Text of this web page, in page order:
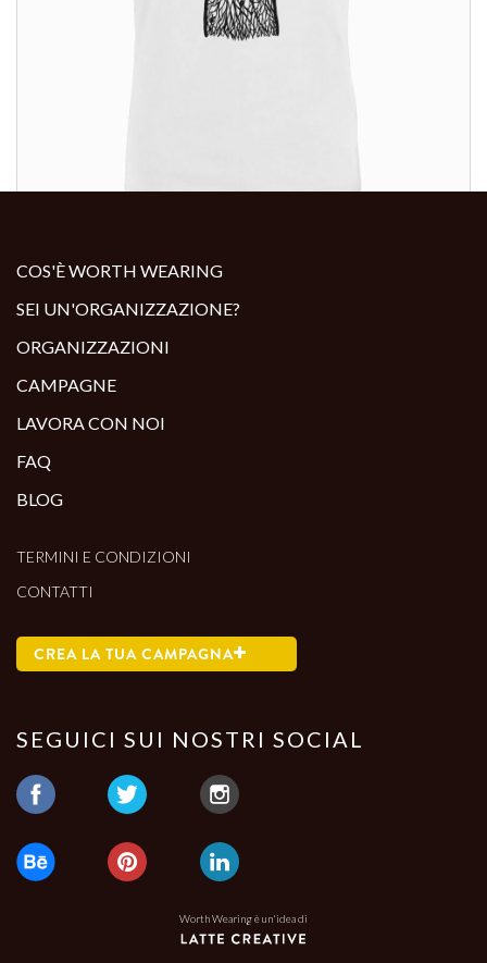
COS'È WORTH WEARING
SEI UN'ORGANIZZAZIONE?
ORGANIZZAZIONI
CAMPAGNE
LAVORA CON NOI
FAQ
BLOG
TERMINI E CONDIZIONI
CONTATTI
CREA LA TUA CAMPAGNA
SEGUICI SUI NOSTRI SOCIAL
Worth Wearing è un'idea di